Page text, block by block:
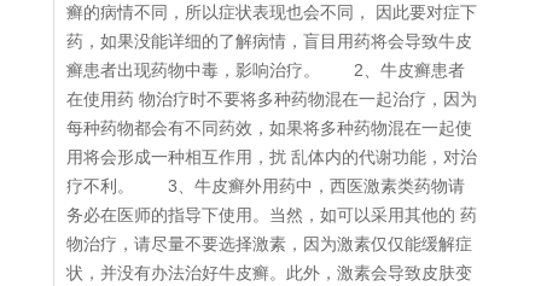
癣的病情不同，所以症状表现也会不同， 因此要对症下
药，如果没能详细的了解病情，盲目用药将会导致牛皮
癣患者出现药物中毒，影响治疗。 2、牛皮癣患者
在使用药 物治疗时不要将多种药物混在一起治疗，因为
每种药物都会有不同药效，如果将多种药物混在一起使
用将会形成一种相互作用，扰 乱体内的代谢功能，对治
疗不利。 3、牛皮癣外用药中，西医激素类药物请
务必在医师的指导下使用。当然，如可以采用其他的 药
物治疗，请尽量不要选择激素，因为激素仅仅能缓解症
状，并没有办法治好牛皮癣。此外，激素会导致皮肤变